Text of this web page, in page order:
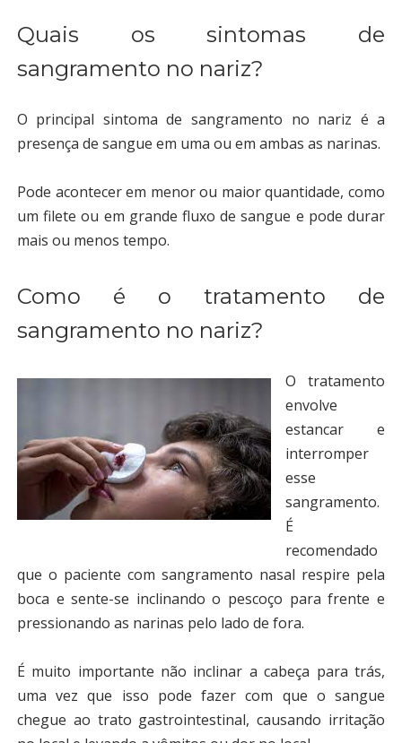
Quais os sintomas de
sangramento no nariz?
O principal sintoma de sangramento no nariz é a
presença de sangue em uma ou em ambas as narinas.
Pode acontecer em menor ou maior quantidade, como
um filete ou em grande fluxo de sangue e pode durar
mais ou menos tempo.
Como é o tratamento de
sangramento no nariz?
O tratamento
envolve
estancar e
interromper
esse
sangramento.
É
recomendado
que o paciente com sangramento nasal respire pela
boca e sente-se inclinando o pescoço para frente e
pressionando as narinas pelo lado de fora.
É muito importante não inclinar a cabeça para trás,
uma vez que isso pode fazer com que o sangue
chegue ao trato gastrointestinal, causando irritação